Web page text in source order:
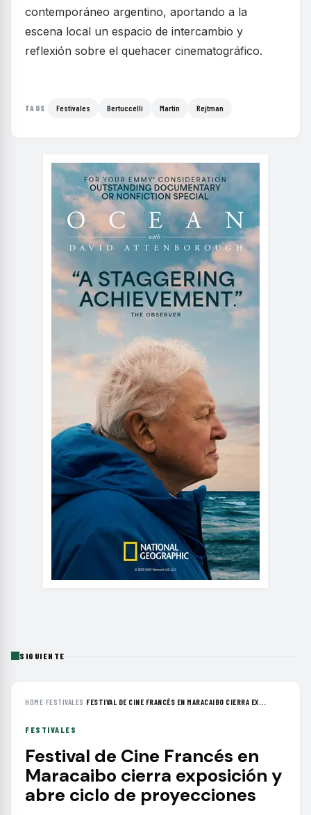
contemporáneo argentino, aportando a la
escena local un espacio de intercambio y
reflexión sobre el quehacer cinematográfico.
TAGS Festivales Bertuccelli Martín Rejtman
SIGUIENTE
HOME›FESTIVALES ›FESTIVAL DE CINE FRANCÉS EN MARACAIBO CIERRA EX...
FESTIVALES
Festival de Cine Francés en
Maracaibo cierra exposición y
abre ciclo de proyecciones